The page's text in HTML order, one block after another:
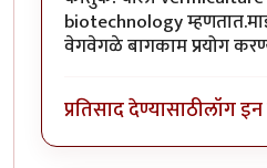
biotechnology
वेगवेगळे बागकाम प्रयोग
प्रतिसाद देण्यासाठीलॉग